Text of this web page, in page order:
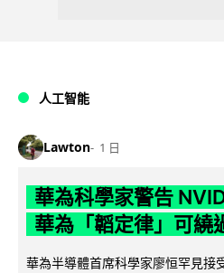
人工智能
Lawton 1 日
華為科學家警告
華為「韜定律」可繞
華為半導體首席科學家廖恒罕見接